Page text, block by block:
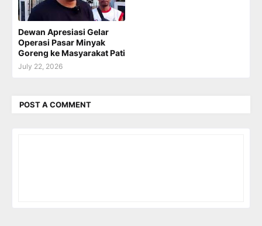
Dewan Apresiasi Gelar
Operasi Pasar Minyak
Goreng ke Masyarakat Pati
July 22, 2026
POST A COMMENT